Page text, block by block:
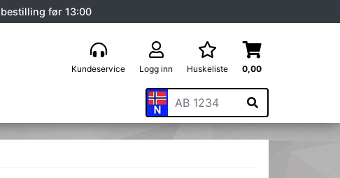
før 13:00
Kundeservice Logg inn Huskeliste 0,00